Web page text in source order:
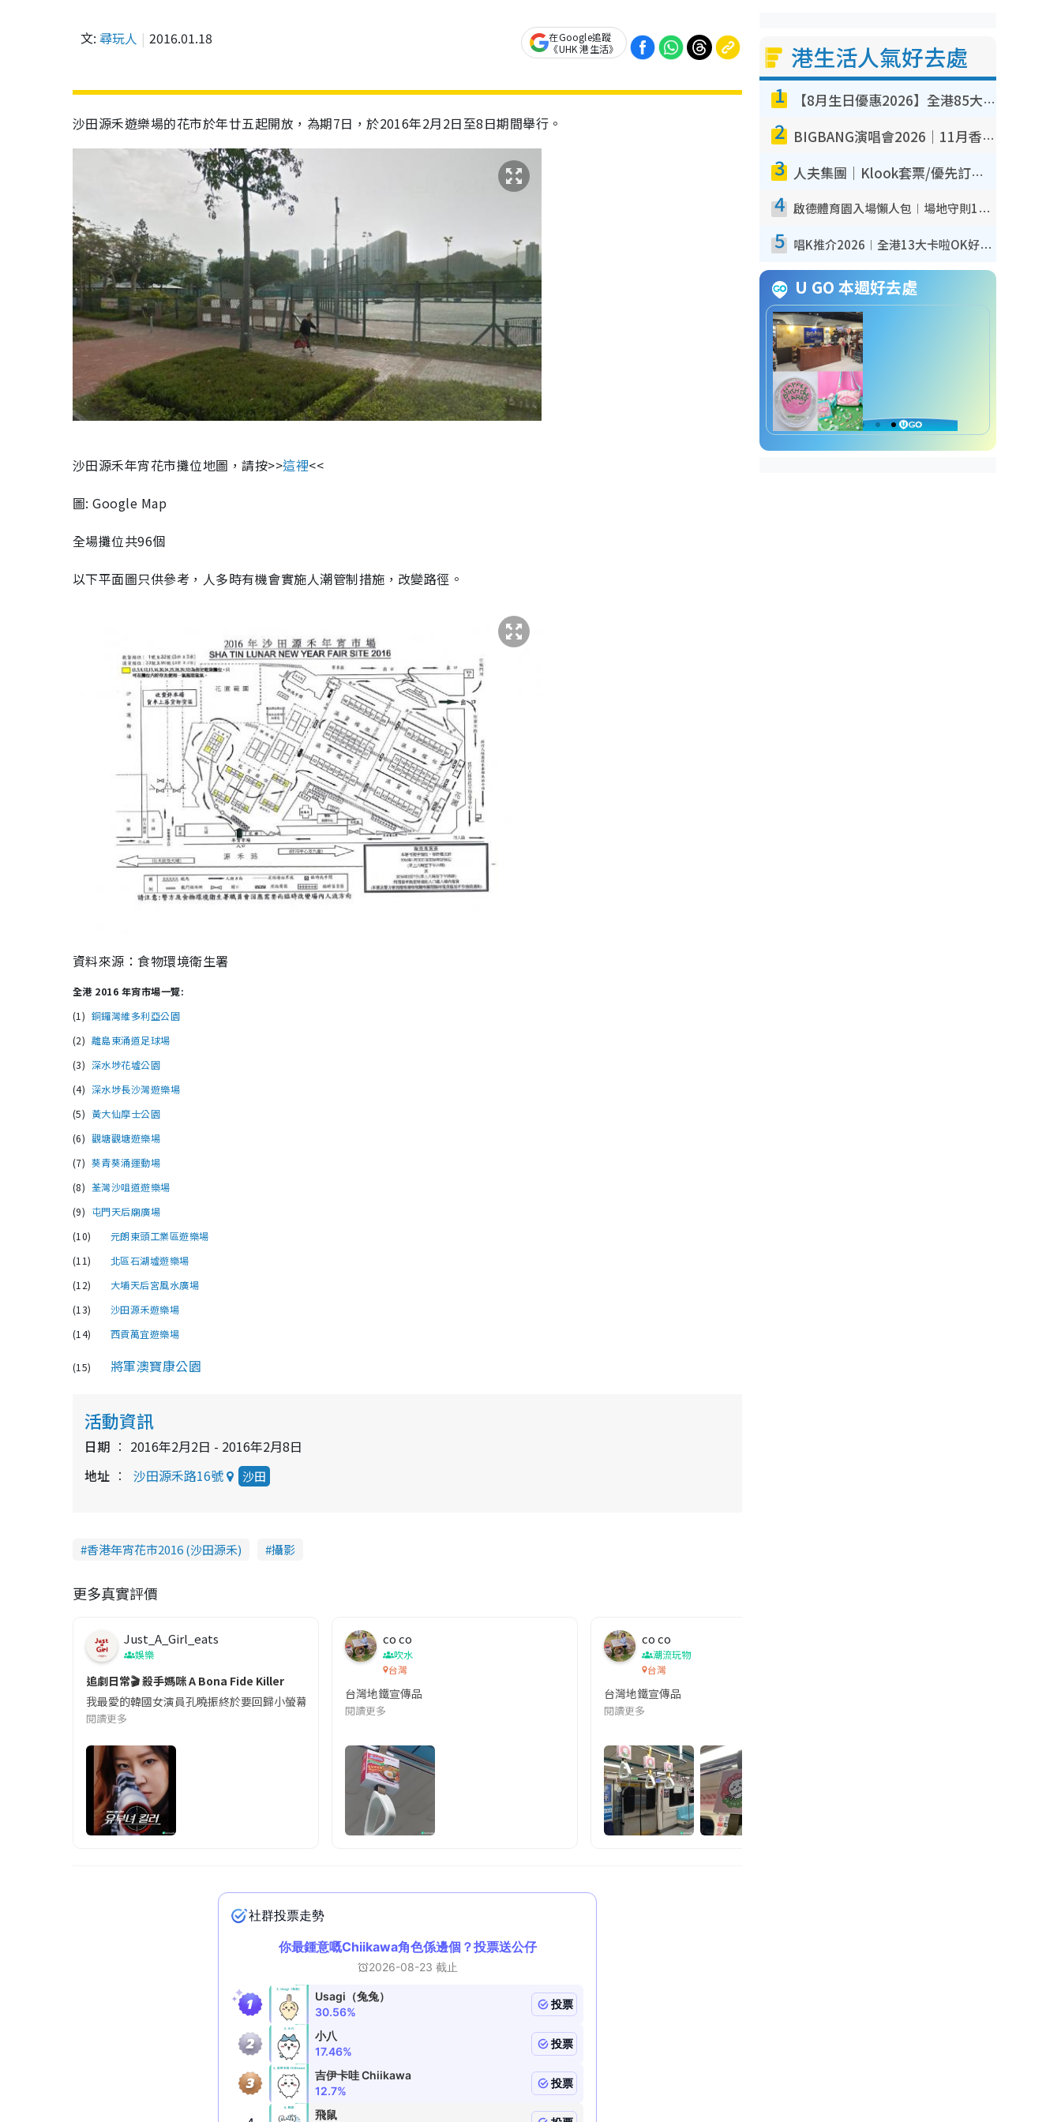
文: 尋玩人 2016.01.18
在Google追蹤
《UHK 港生活》
沙田源禾遊樂場的花市於年廿五起開放，為期7日，於2016年2月2日至8日期間舉行。
沙田源禾年宵花市攤位地圖，請按>>這裡<<
圖: Google Map
全場攤位共96個
以下平面圖只供參考，人多時有機會實施人潮管制措施，改變路徑。
資料來源：食物環境衛生署
全港 2016 年宵市場一覽:
(1) 銅鑼灣維多利亞公園
(2) 離島東涌道足球場
(3) 深水埗花墟公園
(4) 深水埗長沙灣遊樂場
(5) 黃大仙摩士公園
(6) 觀塘觀塘遊樂場
(7) 葵青葵涌運動場
(8) 荃灣沙咀道遊樂場
(9) 屯門天后廟廣場
(10)
元朗東頭工業區遊樂場
(11)
北區石湖墟遊樂場
(12)
大埔天后宮風水廣場
(13)
沙田源禾遊樂場
(14)
西貢萬宜遊樂場
(15) 將軍澳寶康公園
活動資訊
日期
2016年2月2日 - 2016年2月8日
地址
沙田源禾路16號 沙田
香港年宵花市2016 (沙田源禾) 攝影
更多真實評價
Just_A_Girl_eats
娛樂
追劇日常🎬 殺手媽咪 A Bona Fide Killer
我最愛的韓國女演員孔曉振終於要回歸小螢幕啦!這次的劇本改編自同名網絡漫畫,故事主軸圍繞女主角柳寶娜 —— 表面上是一間公司的職員,但其實暗地裡是負責處決逃過法網罪犯的阻擊手｡ 劇情從
閱讀更多
co co
吹水
台灣
台灣地鐵宣傳品
閱讀更多
co co
潮流玩物
台灣
台灣地鐵宣傳品
閱讀更多
港生活人氣好去處
1 【8月生日優惠2026】全港85大食買玩著數攻略 自助餐/火鍋放題同行免費＋誠品/DONKI送現金券
2 BIGBANG演唱會2026｜11月香港啟德開3場！實名制VIP申請、優先購票攻略
3 人夫集團｜Klook套票/優先訂票/公開發售搶飛攻略！附票價.購票連結.場地座位表
4 啟德體育園入場懶人包︱場地守則12違禁品不可進場准帶細水樽但全場禁樽蓋！應援牌有限制！
5 唱K推介2026︱全港13大卡啦OK好去處！最平$36起 日文K都有！(附地址+收費詳情)
U GO 本週好去處